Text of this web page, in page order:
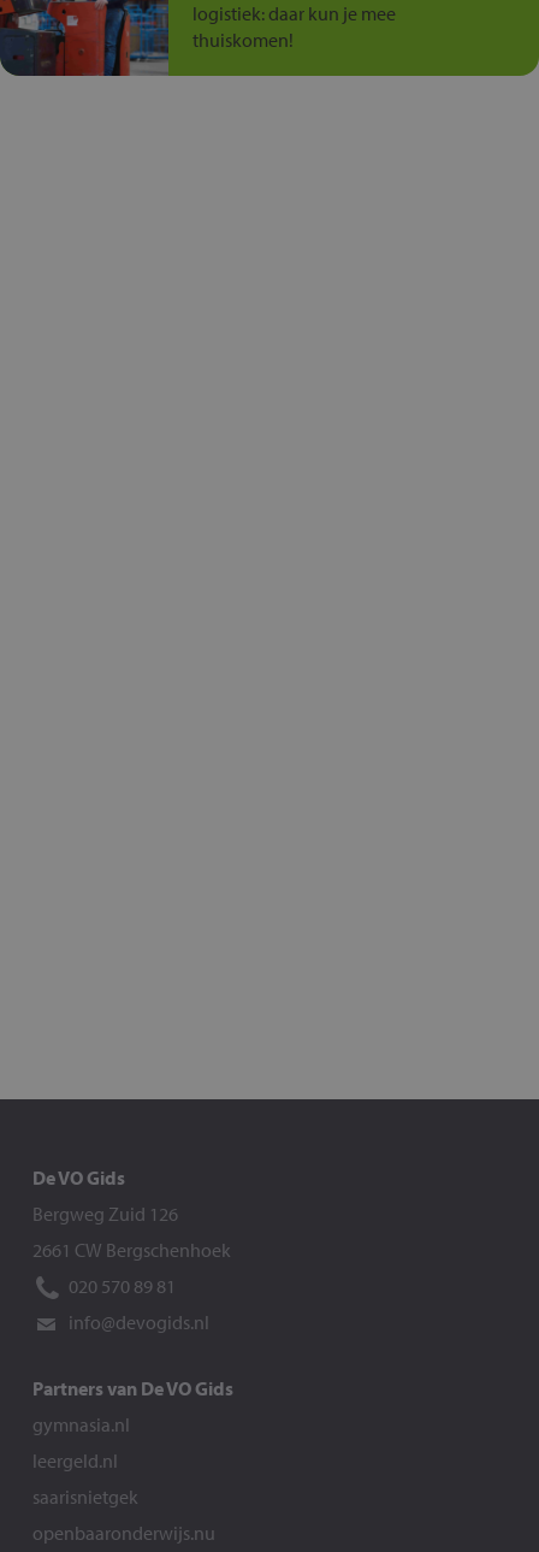
logistiek: daar kun je mee
thuiskomen!
De VO Gids
Bergweg Zuid 126
2661 CW Bergschenhoek
020 570 89 81
info@devogids.nl
Partners van De VO Gids
gymnasia.nl
leergeld.nl
saarisnietgek
openbaaronderwijs.nu